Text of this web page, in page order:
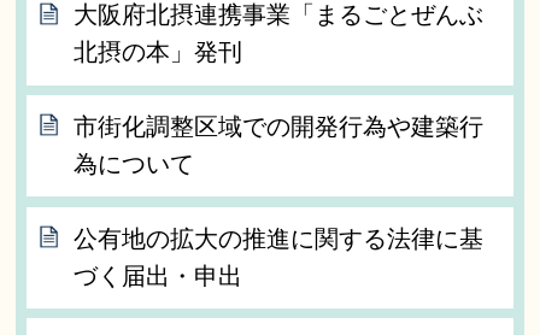
大阪府北摂連携事業「まるごとぜんぶ
北摂の本」発刊
市街化調整区域での開発行為や建築行
為について
公有地の拡大の推進に関する法律に基
づく届出・申出